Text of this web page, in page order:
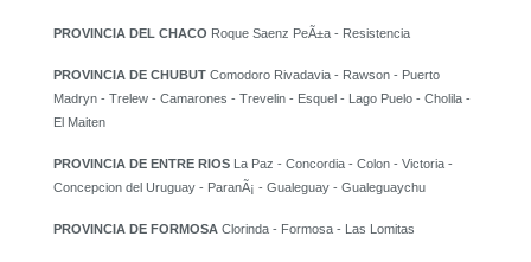
PROVINCIA DEL CHACO Roque Saenz PeÃ±a - Resistencia
PROVINCIA DE CHUBUT Comodoro Rivadavia - Rawson - Puerto
Madryn - Trelew - Camarones - Trevelin - Esquel - Lago Puelo - Cholila -
El Maiten
PROVINCIA DE ENTRE RIOS La Paz - Concordia - Colon - Victoria -
Concepcion del Uruguay - ParanÃ¡ - Gualeguay - Gualeguaychu
PROVINCIA DE FORMOSA Clorinda - Formosa - Las Lomitas